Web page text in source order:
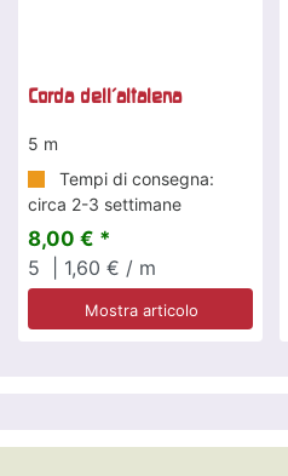
Corda dell'altalena
5 m
Tempi di consegna:
circa 2-3 settimane
8,00 € *
5
| 1,60 € / m
Mostra articolo